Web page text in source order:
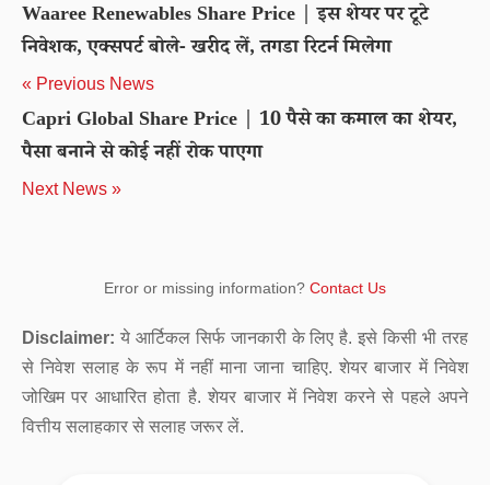
Waaree Renewables Share Price | इस शेयर पर टूटे
निवेशक, एक्सपर्ट बोले- खरीद लें, तगडा रिटर्न मिलेगा
« Previous News
Capri Global Share Price | 10 पैसे का कमाल का शेयर,
पैसा बनाने से कोई नहीं रोक पाएगा
Next News »
Error or missing information? Contact Us
Disclaimer: ये आर्टिकल सिर्फ जानकारी के लिए है. इसे किसी भी तरह
से निवेश सलाह के रूप में नहीं माना जाना चाहिए. शेयर बाजार में निवेश
जोखिम पर आधारित होता है. शेयर बाजार में निवेश करने से पहले अपने
वित्तीय सलाहकार से सलाह जरूर लें.